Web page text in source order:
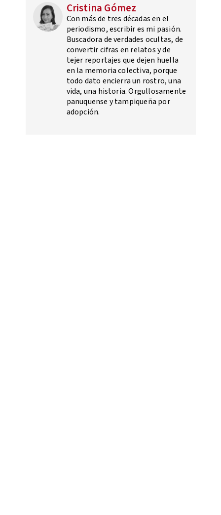
Cristina Gómez
Con más de tres décadas en el
periodismo, escribir es mi pasión.
Buscadora de verdades ocultas, de
convertir cifras en relatos y de
tejer reportajes que dejen huella
en la memoria colectiva, porque
todo dato encierra un rostro, una
vida, una historia. Orgullosamente
panuquense y tampiqueña por
adopción.